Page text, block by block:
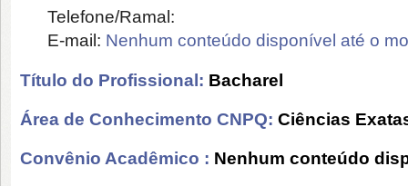
Telefone/Ramal:
E-mail: Nenhum conteúdo disponível até o
Título do Profissional: Bacharel
Área de Conhecimento CNPQ: Ciências
Convênio Acadêmico : Nenhum conteúdo